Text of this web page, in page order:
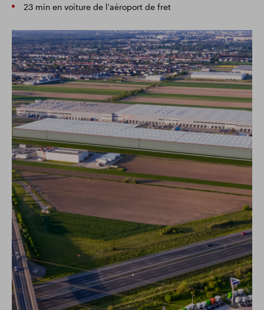
23 min en voiture de l'aéroport de fret